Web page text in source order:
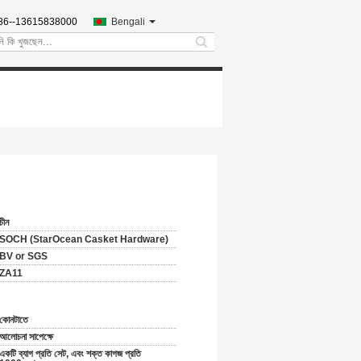
13615838000 Bengali
search
চীন
SOCH (StarOcean Casket Hardware)
BV or SGS
ZA11
কোনটাতে
আলোচনা সাপেক্ষে
একটি ব্যাগ প্রতি সেট, এবং শক্ত কাগজ প্রতি